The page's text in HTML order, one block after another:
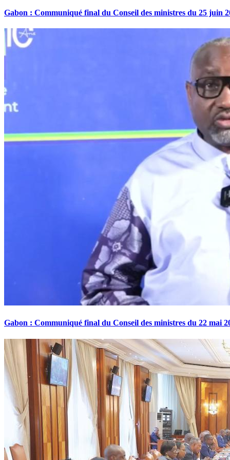
Gabon : Communiqué final du Conseil des ministres du 25 juin
Gabon : Communiqué final du Conseil des ministres du 22 mai